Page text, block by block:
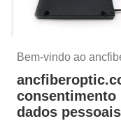
Bem-vindo ao
consentimento
dados